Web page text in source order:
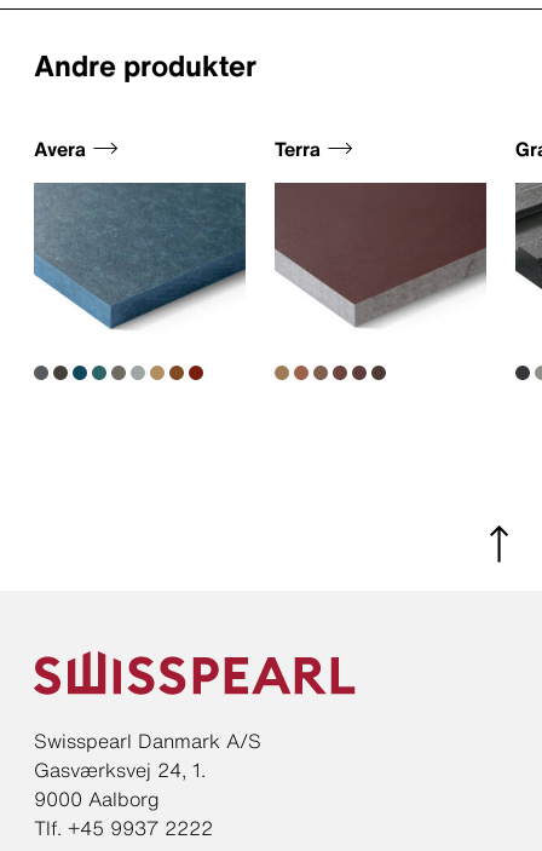
Andre produkter
Avera Terra
Swisspearl Danmark A/S
Gasværksvej 24, 1.
9000 Aalborg
Tlf. +45 9937 2222